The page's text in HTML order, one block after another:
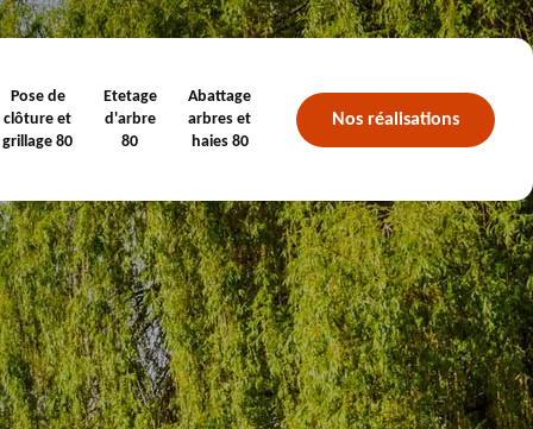
Pose de
clôture et
grillage 80
Etetage
d'arbre
80
Abattage
arbres et
haies 80
Nos réalisations